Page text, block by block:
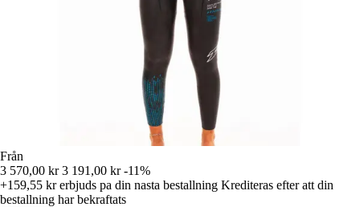
Från
3 570,00 kr 3 191,00 kr -11%
+159,55 krerbjuds pa din nasta bestallning Krediteras efter att din
bestallning har bekraftats